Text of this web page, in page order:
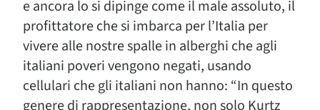
e ancora lo si dipinge come il male assoluto, il
profittatore che si imbarca per l’Italia per
vivere alle nostre spalle in alberghi che agli
italiani poveri vengono negati, usando
cellulari che gli italiani non hanno: “In questo
genere di rappresentazione, non solo Kurtz